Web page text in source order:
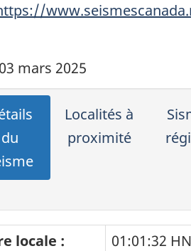
mars 2025
du
Localités à
proximité
locale :
01:01:32